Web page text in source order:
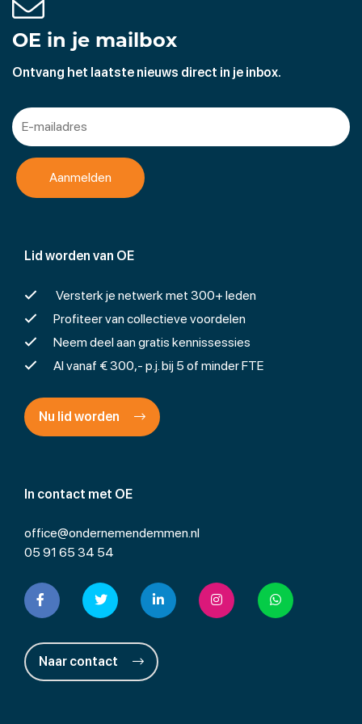
In contact met OE
office@ondernemendemmen.nl
05 91 65 34 54
Naar contact
Lid worden van OE
Versterk je netwerk met 300+ leden
Profiteer van collectieve voordelen
Neem deel aan gratis kennissessies
Al vanaf € 300,- p.j. bij 5 of minder FTE
Nu lid worden
OE in je mailbox
Ontvang het laatste nieuws direct in je inbox.